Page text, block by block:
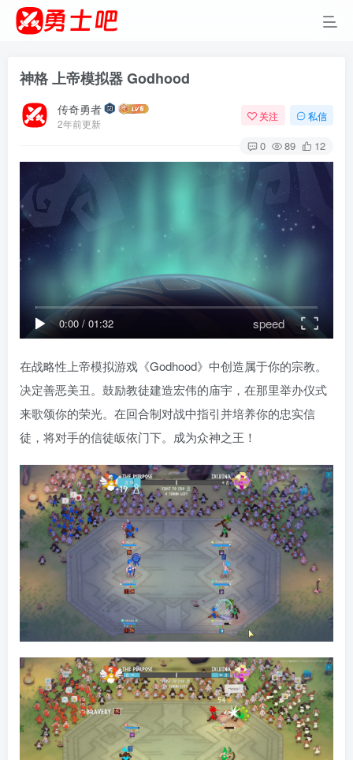
神格 上帝模拟器 Godhood
传奇勇者
2年前更新
关注 私信
0 89 12
0:00 / 01:32 speed
在战略性上帝模拟游戏《Godhood》中创造属于你的宗教。
决定善恶美丑。鼓励教徒建造宏伟的庙宇，在那里举办仪式
来歌颂你的荣光。在回合制对战中指引并培养你的忠实信
徒，将对手的信徒皈依门下。成为众神之王！